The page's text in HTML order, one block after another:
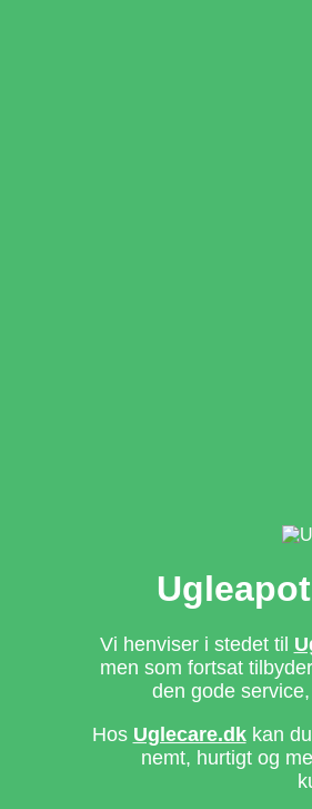
Vi henviser i stedet til
men som fortsat
den gode
Hos Uglecare.dkkan du
nemt, hurtigt og